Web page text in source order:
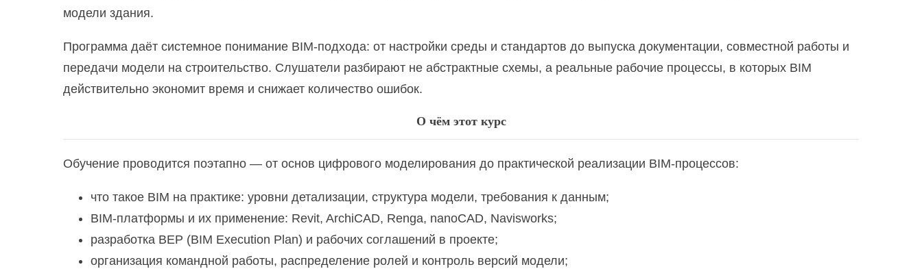
Металлические конструкции
Методы и технология проведения строительного контроля
Метрология, стандартизация, сертификация и контроль качества
Обследование и усиление зданий и сооружений
Платформа nanoCAD. Базовый курс
Проектирование конструкций зданий в Revit Structure. Базовый курс
модели здания.
Программа даёт системное понимание BIM-подхода: от настройки среды и стандартов до выпуска документации, совместной работы и
передачи модели на строительство. Слушатели разбирают не абстрактные схемы, а реальные рабочие процессы, в которых BIM
действительно экономит время и снижает количество ошибок.
О чём этот курс
Обучение проводится поэтапно — от основ цифрового моделирования до практической реализации BIM-процессов:
что такое BIM на практике: уровни детализации, структура модели, требования к данным;
BIM-платформы и их применение: Revit, ArchiCAD, Renga, nanoCAD, Navisworks;
разработка BEP (BIM Execution Plan) и рабочих соглашений в проекте;
организация командной работы, распределение ролей и контроль версий модели;